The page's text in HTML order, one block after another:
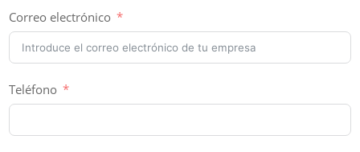
Correo electrónico
Teléfono